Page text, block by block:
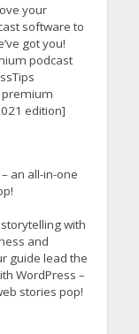
your
software to
got you!
podcast
premium
edition]
an all-in-one
with
and
guide lead the
WordPress –
stories pop!